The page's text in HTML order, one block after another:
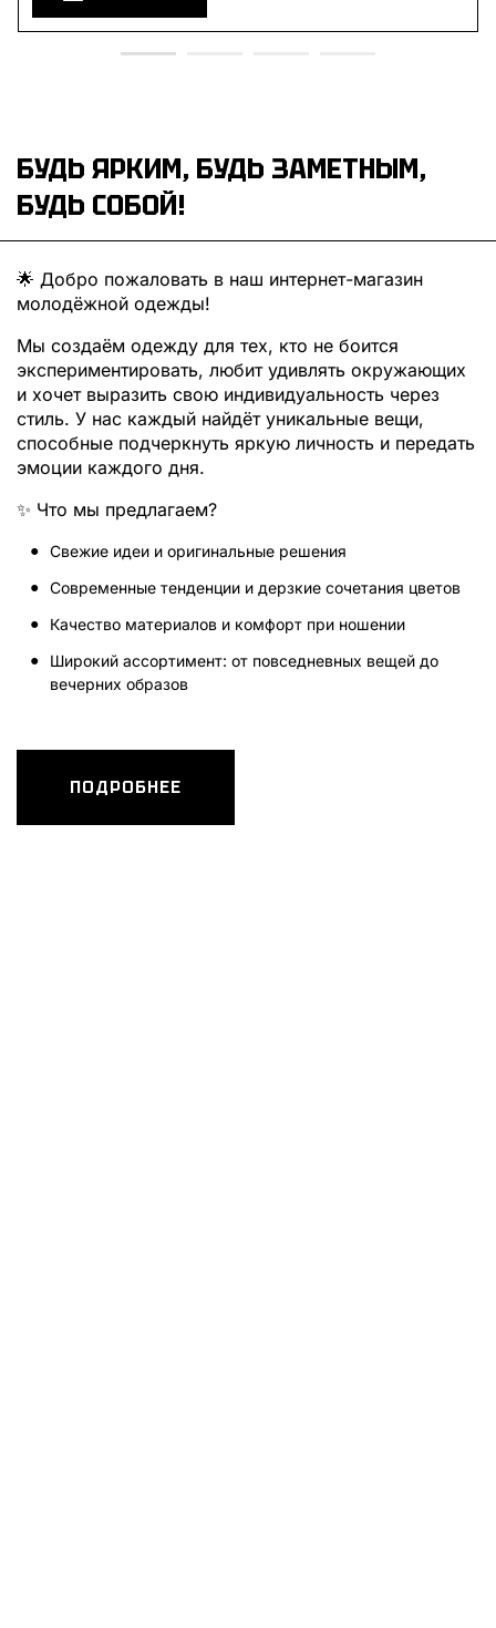
БУДЬ ЯРКИМ, БУДЬ ЗАМЕТНЫМ,
БУДЬ СОБОЙ!
🌟 Добро пожаловать в наш интернет-магазин
молодёжной одежды!
Мы создаём одежду для тех, кто не боится
экспериментировать, любит удивлять окружающих
и хочет выразить свою индивидуальность через
стиль. У нас каждый найдёт уникальные вещи,
способные подчеркнуть яркую личность и передать
эмоции каждого дня.
✨ Что мы предлагаем?
Свежие идеи и оригинальные решения
Современные тенденции и дерзкие сочетания цветов
Качество материалов и комфорт при ношении
Широкий ассортимент: от повседневных вещей до
вечерних образов
ПОДРОБНЕЕ